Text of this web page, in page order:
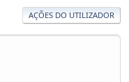
AÇÕES DO UTILIZADOR